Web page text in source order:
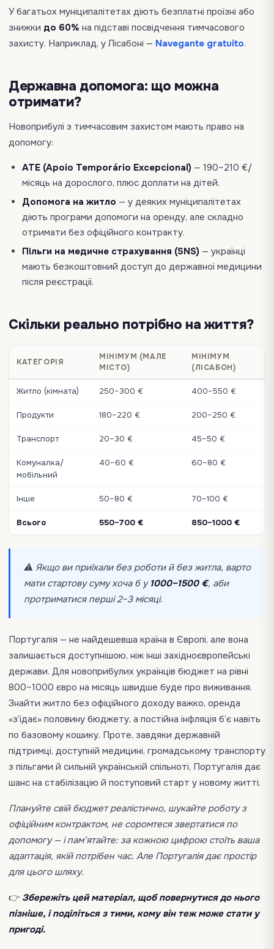
У багатьох муніципалітетах діють безплатні проїзні або
знижки до 60% на підставі посвідчення тимчасового
захисту. Наприклад, у Лісабоні — Navegante gratuito.
Державна допомога: що можна
отримати?
Новоприбулі з тимчасовим захистом мають право на
допомогу:
ATE (Apoio Temporário Excepcional) — 190–210 €/
місяць на дорослого, плюс доплати на дітей.
Допомога на житло — у деяких муніципалітетах
діють програми допомоги на оренду, але складно
отримати без офіційного контракту.
Пільги на медичне страхування (SNS) — українці
мають безкоштовний доступ до державної медицини
після реєстрації.
Скільки реально потрібно на життя?
КАТЕГОРІЯ
МІНІМУМ (МАЛЕ
МІСТО)
МІНІМУМ
(ЛІСАБОН)
Житло (кімната) 250–300 € 400–550 €
Продукти 180–220 € 200–250 €
Транспорт 20–30 € 45–50 €
Комуналка/
мобільний
40–60 € 60–80 €
Інше 50–80 € 70–100 €
Всього 550–700 € 850–1000 €
⚠️ Якщо ви приїхали без роботи й без житла, варто
мати стартову суму хоча б у 1000–1500 €, аби
протриматися перші 2–3 місяці.
Португалія — не найдешевша країна в Європі, але вона
залишається доступнішою, ніж інші західноєвропейські
держави. Для новоприбулих українців бюджет на рівні
800–1000 євро на місяць швидше буде про виживання.
Знайти житло без офіційного доходу важко, оренда
«з’їдає» половину бюджету, а постійна інфляція б’є навіть
по базовому кошику. Проте, завдяки державній
підтримці, доступній медицині, громадському транспорту
з пільгами й сильній українській спільноті, Португалія дає
шанс на стабілізацію й поступовий старт у новому житті.
Плануйте свій бюджет реалістично, шукайте роботу з
офіційним контрактом, не соромтеся звертатися по
допомогу — і пам’ятайте: за кожною цифрою стоїть ваша
адаптація, якій потрібен час. Але Португалія дає простір
для цього шляху.
👉 Збережіть цей матеріал, щоб повернутися до нього
пізніше, і поділіться з тими, кому він теж може стати у
пригоді.